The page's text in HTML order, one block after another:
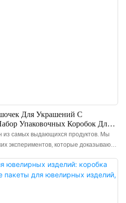
Для Украшений С
Упаковочных Коробок Для
Для Индивидуальной
из самых выдающихся продуктов. Мы
экспериментов, которые доказывают,
упаковки ювелирных изделий
в сфере производства и
изделий.